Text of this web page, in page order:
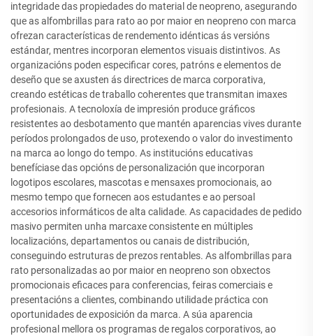
integridade das propiedades do material de neopreno, asegurando
que as alfombrillas para rato ao por maior en neopreno con marca
ofrezan características de rendemento idénticas ás versións
estándar, mentres incorporan elementos visuais distintivos. As
organizacións poden especificar cores, patróns e elementos de
deseño que se axusten ás directrices de marca corporativa,
creando estéticas de traballo coherentes que transmitan imaxes
profesionais. A tecnoloxía de impresión produce gráficos
resistentes ao desbotamento que mantén aparencias vives durante
períodos prolongados de uso, protexendo o valor do investimento
na marca ao longo do tempo. As institucións educativas
benefíciase das opcións de personalización que incorporan
logotipos escolares, mascotas e mensaxes promocionais, ao
mesmo tempo que fornecen aos estudantes e ao persoal
accesorios informáticos de alta calidade. As capacidades de pedido
masivo permiten unha marcaxe consistente en múltiples
localizacións, departamentos ou canais de distribución,
conseguindo estruturas de prezos rentables. As alfombrillas para
rato personalizadas ao por maior en neopreno son obxectos
promocionais eficaces para conferencias, feiras comerciais e
presentacións a clientes, combinando utilidade práctica con
oportunidades de exposición da marca. A súa aparencia
profesional mellora os programas de regalos corporativos, ao